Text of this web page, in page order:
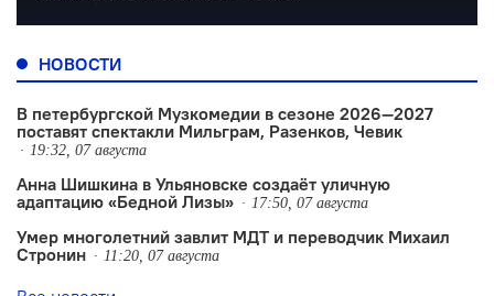
НОВОСТИ
В петербургской Музкомедии в сезоне 2026—2027
поставят спектакли Мильграм, Разенков, Чевик
19:32, 07 августа
Анна Шишкина в Ульяновске создаëт уличную
адаптацию «Бедной Лизы»
17:50, 07 августа
Умер многолетний завлит МДТ и переводчик Михаил
Стронин
11:20, 07 августа